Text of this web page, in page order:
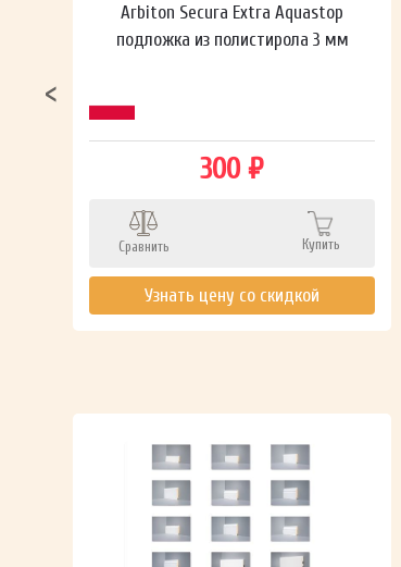
Arbiton Secura Extra Aquastop
подложка из полистирола 3 мм
300 ₽
Сравнить Купить
Узнать цену со скидкой